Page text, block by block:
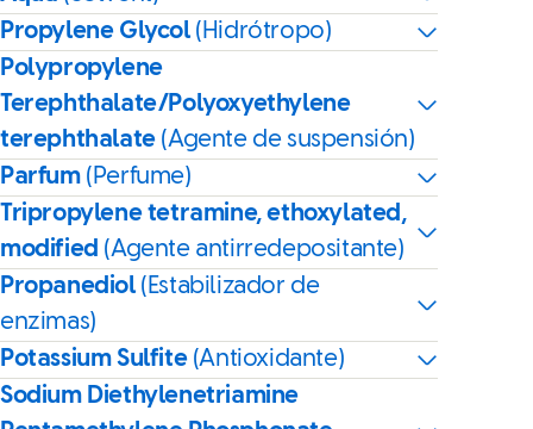
Propylene Glycol(Hidrótropo)
Polypropylene
Terephthalate/Polyoxyethylene
terephthalate (Agente de suspensión)
Parfum (Perfume)
Tripropylene tetramine, ethoxylated,
modified (Agente antirredepositante)
Propanediol(Estabilizador de
enzimas)
Potassium Sulfite (Antioxidante)
Sodium Diethylenetriamine